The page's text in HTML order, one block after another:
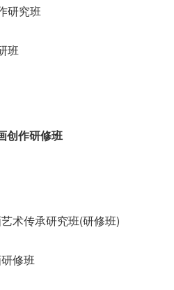
研究班
班
创作研修班
术传承研究班(研修班)
修班